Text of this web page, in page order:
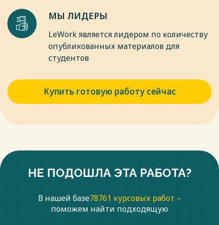
Весь текст будет доступен
МЫ ЛИДЕРЫ
LeWork является лидером по количеству
опубликованных материалов для
студентов
Купить готовую работу сейчас
НЕ ПОДОШЛА ЭТА РАБОТА?
В нашей базе78761 курсовых работ –
поможем найти подходящую